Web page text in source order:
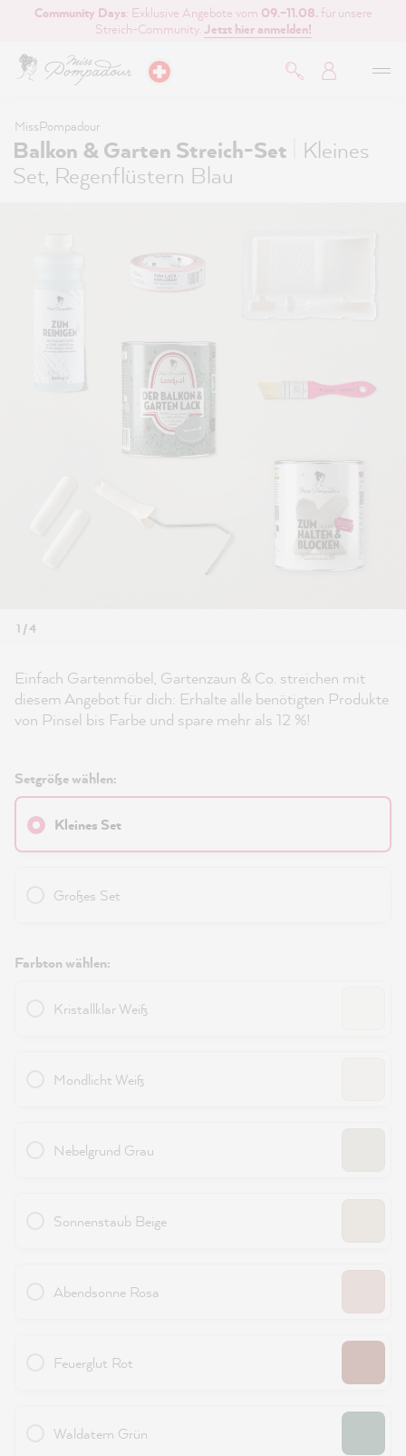
springen
Community Days: Exklusive Angebote vom 09.–11.08. für unsere
Streich-Community. Jetzt hier anmelden!
MissPompadour
Balkon & Garten Streich-Set
Kleines
Set, Regenflüstern Blau
1 / 4
Einfach Gartenmöbel, Gartenzaun & Co. streichen mit
diesem Angebot für dich: Erhalte alle benötigten Produkte
von Pinsel bis Farbe und spare mehr als 12 %!
Setgröße wählen:
Kleines Set
Großes Set
Farbton wählen:
Kristallklar Weiß
Mondlicht Weiß
Nebelgrund Grau
Sonnenstaub Beige
Abendsonne Rosa
Feuerglut Rot
Waldatem Grün